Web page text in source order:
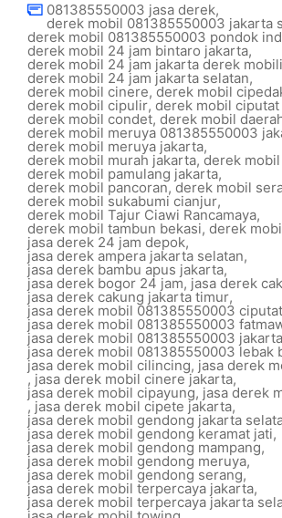
081385550003 jasa derek,
derek mobil 081385550003 jakarta
derek mobil 081385550003 pondok
derek mobil 24 jam bintaro jakarta,
derek mobil 24 jam jakarta derek
derek mobil 24 jam jakarta selatan,
derek mobil cinere,derek mobil
derek mobil cipulir, derek mobil
derek mobil condet, derek mobil
derek mobil meruya 081385550003
derek mobil meruya jakarta,
derek mobil murah jakarta, derek
derek mobil pamulang jakarta,
derek mobil pancoran,derek mobil
derek mobil sukabumi cianjur,
derek mobil Tajur Ciawi Rancamaya,
derek mobil tambun bekasi, derek
jasa derek 24 jam depok,
jasa derek ampera jakarta selatan,
jasa derek bambu apus jakarta,
jasa derek bogor 24 jam, jasa derek
jasa derek cakung jakarta timur,
jasa derek mobil 081385550003 ciputat
jasa derek mobil 081385550003
jasa derek mobil 081385550003
jasa derek mobil 081385550003 lebak
jasa derek mobil cilincing, jasa derek
, jasa derek mobil cinere jakarta,
jasa derek mobil cipayung, jasa derek
, jasa derek mobil cipete jakarta,
jasa derek mobil gendong jakarta
jasa derek mobil gendong keramat jati,
jasa derek mobil gendong mampang,
jasa derek mobil gendong meruya,
jasa derek mobil gendong serang,
jasa derek mobil terpercaya jakarta,
jasa derek mobil terpercaya jakarta